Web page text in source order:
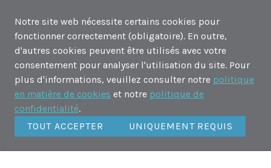
Notre site web nécessite certains cookies pour
fonctionner correctement (obligatoire). En outre,
d'autres cookies peuvent être utilisés avec votre
consentement pour analyser l'utilisation du site. Pour
plus d'informations, veuillez consulter notre politique
en matière de cookies et notre politique de
confidentialité.
TOUT ACCEPTER
UNIQUEMENT REQUIS